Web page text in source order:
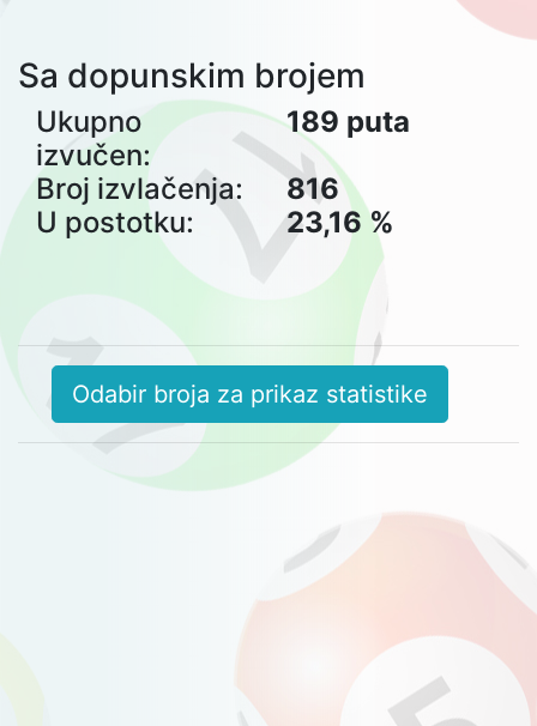
Sa dopunskim brojem
Ukupno
izvučen:
189 puta
Broj izvlačenja:
816
U postotku:
23,16 %
Odabir broja za prikaz statistike